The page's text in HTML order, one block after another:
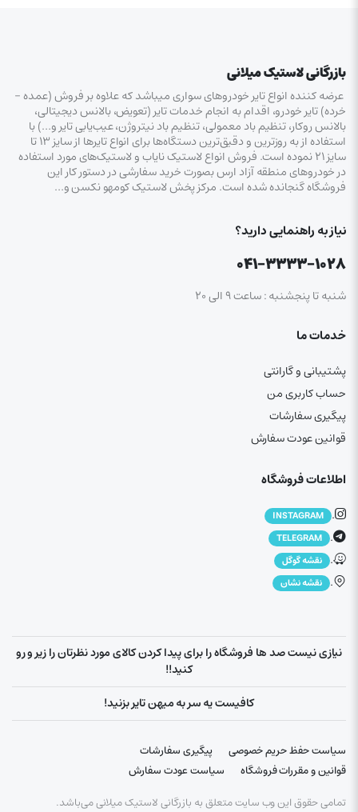
بازرگانی لاستیک میلانی
عرضه کننده انواع تایر خودروهای سواری میباشد که علاوه بر فروش (عمده –
خرده‌) تایر خودرو، اقدام به انجام خدمات تایر (تعویض، بالانس دیجیتالی،
بالانس روکار، تنظیم باد معمولی، تنظیم باد نیتروژن، عیب‌یابی تایر و…) با
استفاده از به روزترین و دقیق‌ترین دستگاه‌ها برای انواع تایرها از سایز ۱۳ تا
سایز ۲۱ نموده است. فروش انواع لاستیک‌ نایاب و لاستیک‌های مورد استفاده
در خودروهای منطقه آزاد ارس بصورت خرید سفارشی در دستور کار این
فروشگاه گنجانده شده است. مرکز پخش لاستیک کومهو نکسن و…
نیاز به راهنمایی دارید؟
۰۴۱-۳۳۳۳-۱۰۲۸
شنبه تا پنجشنبه : ساعت ۹ الی ۲۰
خدمات ما
پشتیبانی و گارانتی
حساب کاربری من
پیگیری سفارشات
قوانین عودت سفارش
اطلاعات فروشگاه
.
INSTAGRAM
.
TELEGRAM
. نقشه گوگل
. نقشه نشان
نیازی نیست صد ها فروشگاه را برای پیدا کردن کالای مورد نظرتان را زیر و رو
کنید!!
کافیست یه سر به میهن تایر بزنید!
سیاست حفظ حریم خصوصی
پیگیری سفارشات
قوانین و مقررات فروشگاه
سیاست عودت سفارش
تمامی حقوق این وب سایت متعلق به بازرگانی لاستیک میلانی می‌باشد.